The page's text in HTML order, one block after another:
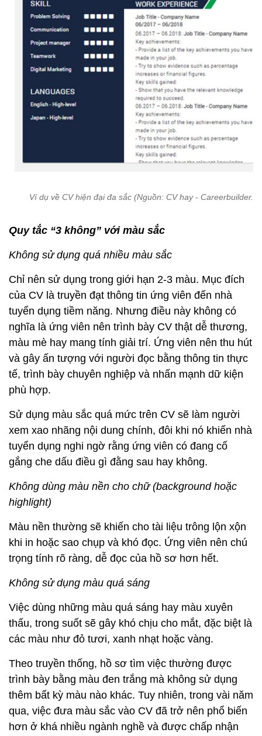
Ví dụ về CV hiện đại đa sắc (Nguồn: CV hay -
Quy tắc “3 không” với màu sắc
Không sử dụng quá nhiều màu sắc
Chỉ nên sử dụng trong giới hạn 2-3 màu. Mục đích
của CV là truyền đạt thông tin ứng viên đến nhà
tuyển dụng tiềm năng. Nhưng điều này không có
nghĩa là ứng viên nên trình bày CV thật dễ thương,
màu mè hay mang tính giải trí. Ứng viên nên thu hút
và gây ấn tượng với người đọc bằng thông tin thực
tế, trình bày chuyên nghiệp và nhấn mạnh dữ kiện
phù hợp.
Sử dụng màu sắc quá mức trên CV sẽ làm người
xem xao nhãng nội dung chính, đôi khi nó khiến nhà
tuyển dụng nghi ngờ rằng ứng viên có đang cố
gắng che dấu điều gì đằng sau hay không.
Không dùng màu nền cho chữ (background hoặc
highlight)
Màu nền thường sẽ khiến cho tài liệu trông lộn xộn
khi in hoặc sao chụp và khó đọc. Ứng viên nên chú
trọng tính rõ ràng, dễ đọc của hồ sơ hơn hết.
Không sử dụng màu quá sáng
Việc dùng những màu quá sáng hay màu xuyên
thấu, trong suốt sẽ gây khó chịu cho mắt, đặc biệt là
các màu như đỏ tươi, xanh nhạt hoặc vàng.
Theo truyền thống, hồ sơ tìm việc thường được
trình bày bằng màu đen trắng mà không sử dụng
thêm bất kỳ màu nào khác. Tuy nhiên, trong vài năm
qua, việc đưa màu sắc vào CV đã trở nên phổ biến
hơn ở khá nhiều ngành nghề và được chấp nhận